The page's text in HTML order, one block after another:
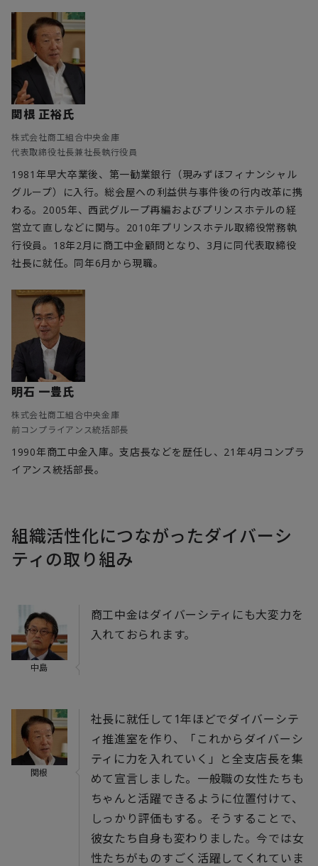
関根 正裕氏
株式会社商工組合中央金庫
代表取締役社長兼社長執行役員
1981年早大卒業後、第一勧業銀行（現みずほフィナンシャル
グループ）に入行。総会屋への利益供与事件後の行内改革に携
わる。2005年、西武グループ再編およびプリンスホテルの経
営立て直しなどに関与。2010年プリンスホテル取締役常務執
行役員。18年2月に商工中金顧問となり、3月に同代表取締役
社長に就任。同年6月から現職。
明石 一豊氏
株式会社商工組合中央金庫
前コンプライアンス統括部長
1990年商工中金入庫。支店長などを歴任し、21年4月コンプラ
イアンス統括部長。
組織活性化につながったダイバーシ
ティの取り組み
中島
商工中金はダイバーシティにも大変力を
入れておられます。
関根
社長に就任して1年ほどでダイバーシテ
ィ推進室を作り、「これからダイバーシ
ティに力を入れていく」と全支店長を集
めて宣言しました。一般職の女性たちも
ちゃんと活躍できるように位置付けて、
しっかり評価もする。そうすることで、
彼女たち自身も変わりました。今では女
性たちがものすごく活躍してくれていま